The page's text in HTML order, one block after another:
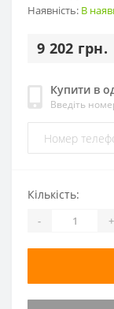
Наявність: В
9 202 грн.
Купити в
Введіть
Кількість:
- +